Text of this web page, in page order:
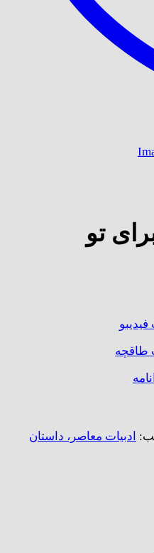
تو
طاقچه
ادبیات معاصر، داستان